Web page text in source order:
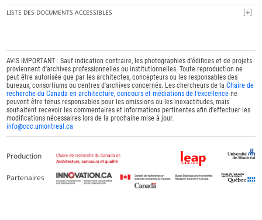
LISTE DES DOCUMENTS ACCESSIBLES
AVIS IMPORTANT : Sauf indication contraire, les photographies d'édifices et de projets
proviennent d'archives professionnelles ou institutionnelles. Toute reproduction ne
peut être autorisée que par les architectes, concepteurs ou les responsables des
bureaux, consortiums ou centres d'archives concernés. Les chercheurs de laChaire de
recherche du Canada en architecture, concours et médiations de l'excellence ne
peuvent être tenus responsables pour les omissions ou les inexactitudes, mais
souhaitent recevoir les commentaires et informations pertinentes afin d'effectuer les
modifications nécessaires lors de la prochaine mise à jour.
info@ccc.umontreal.ca
Production
Partenaires